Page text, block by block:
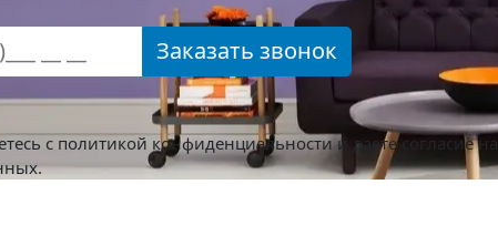
Заказать звонок
с политикой конфиденциальностии даете согласие на